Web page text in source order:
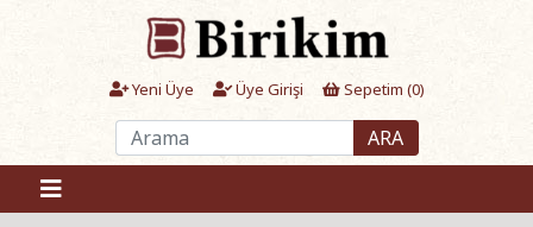
Yeni Üye Üye Girişi Sepetim (0)
ARA